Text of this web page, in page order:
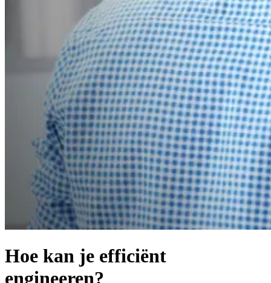
Hoe kan je efficiënt
engineeren?